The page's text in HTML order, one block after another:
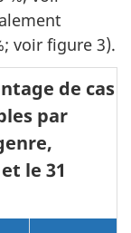
voir figure 3).
de cas
par
le 31